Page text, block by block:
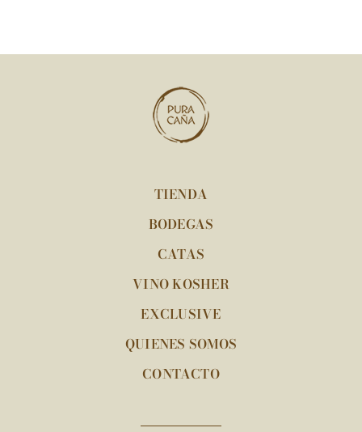
TIENDA
BODEGAS
CATAS
VINO KOSHER
EXCLUSIVE
QUIENES SOMOS
CONTACTO